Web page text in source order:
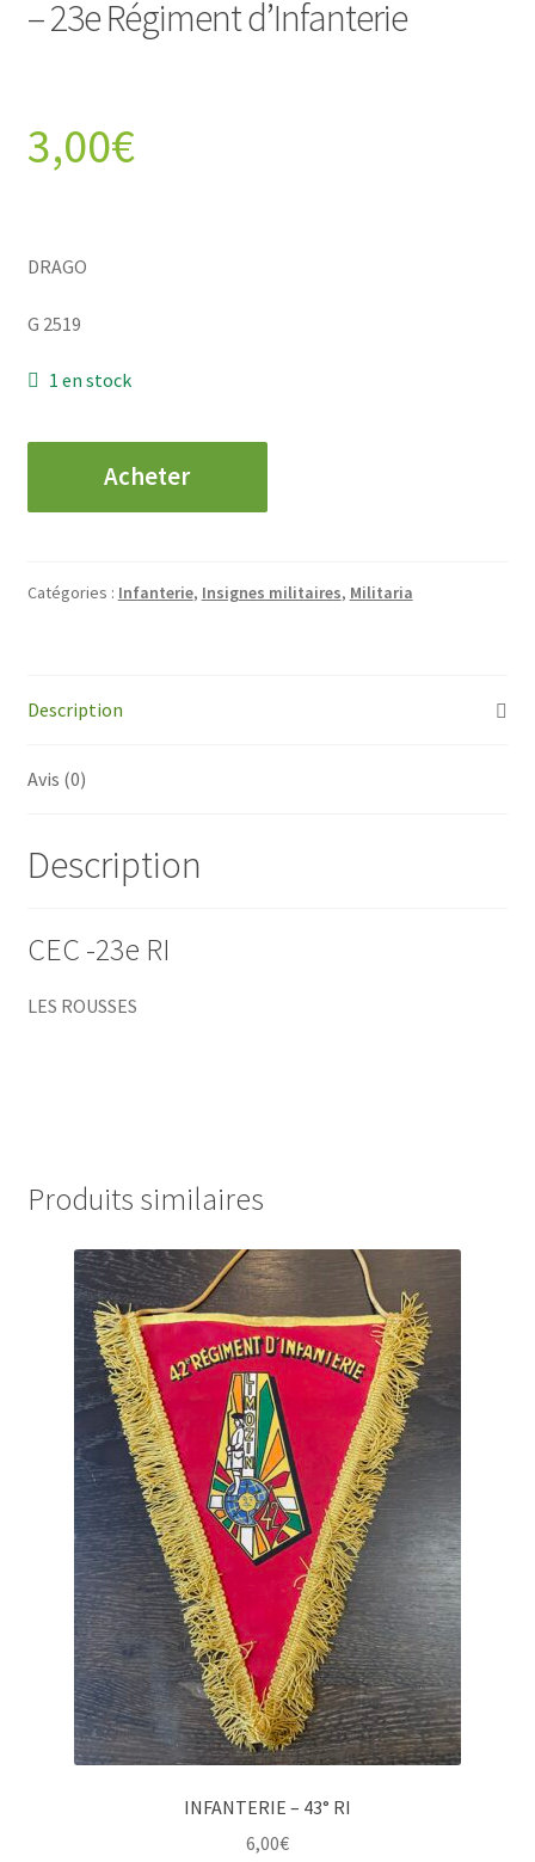
– 23e Régiment d’Infanterie
3,00€
DRAGO
G 2519
1 en stock
Centre
-
Acheter
Catégories : Infanterie, Insignes militaires, Militaria
Description
Avis (0)
Description
CEC -23e RI
LES ROUSSES
Produits similaires
INFANTERIE – 43° RI
6,00€